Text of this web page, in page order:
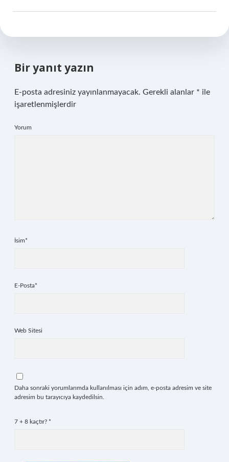
Bir yanıt yazın
E-posta adresiniz yayınlanmayacak. Gerekli alanlar * ile
işaretlenmişlerdir
Yorum
İsim*
E-Posta*
Web Sitesi
Daha sonraki yorumlarımda kullanılması için adım, e-posta adresim ve site
adresim bu tarayıcıya kaydedilsin.
7 + 8 kaçtır? *